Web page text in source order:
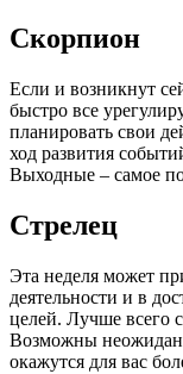
Скорпион
Если и возникнут
быстро все
планировать свои
ход развития
Выходные ‒ самое
Стрелец
Эта неделя может
деятельности и в
целей. Лучше всего
Возможны
окажутся для вас